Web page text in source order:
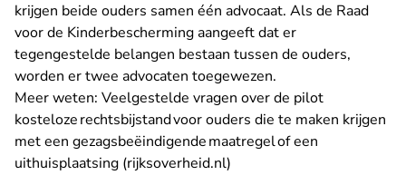
krijgen beide ouders samen één advocaat. Als de Raad
voor de Kinderbescherming aangeeft dat er
tegengestelde belangen bestaan tussen de ouders,
worden er twee advocaten toegewezen.
Meer weten: Veelgestelde vragen over de pilot
kosteloze rechtsbijstand voor ouders die te maken krijgen
met een gezagsbeëindigende maatregel of een
uithuisplaatsing (rijksoverheid.nl)